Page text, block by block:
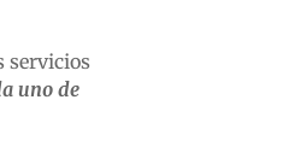
servicios
uno de